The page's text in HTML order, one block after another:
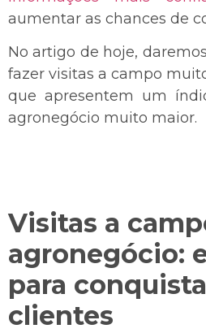
aumentar as chances de
No artigo de hoje,
fazer visitas a campo
que apresentem um
agronegócio muito maior.
Visitas a
agronegócio:
para
clientes